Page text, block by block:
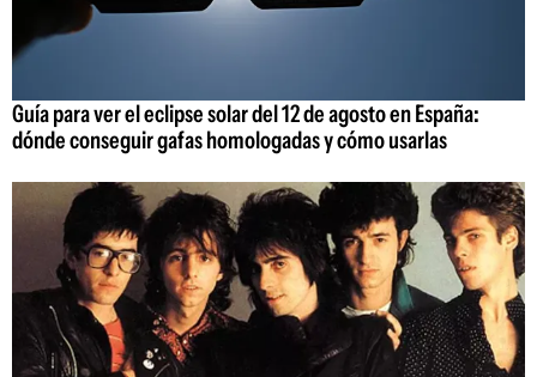
Guía para ver el eclipse solar del 12 de agosto en España:
dónde conseguir gafas homologadas y cómo usarlas